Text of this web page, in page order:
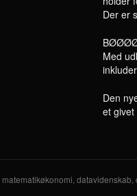
Der er
Med
Den
et